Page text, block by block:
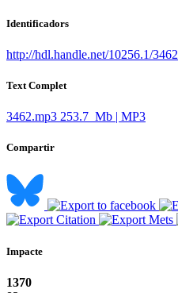
Identificadors
http://hdl.handle.net/10256.1/3462
Text Complet
3462.mp3 253.7 Mb | MP3
Compartir
Impacte
1370